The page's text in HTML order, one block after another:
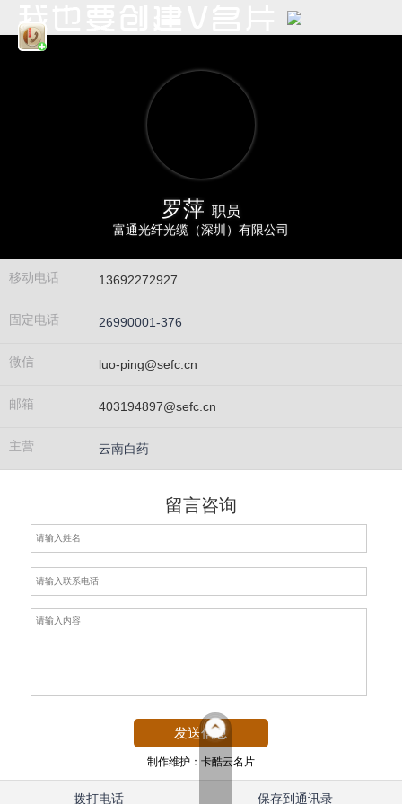
罗萍 职员
富通光纤光缆（深圳）有限公司
移动电话 13692272927
固定电话 26990001-376
微信 luo-ping@sefc.cn
邮箱 403194897@sefc.cn
主营 云南白药
留言咨询
制作维护：卡酷云名片
拨打电话 保存到通讯录